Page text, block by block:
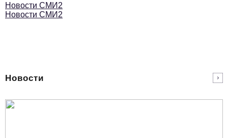
Новости СМИ2
Новости СМИ2
Новости